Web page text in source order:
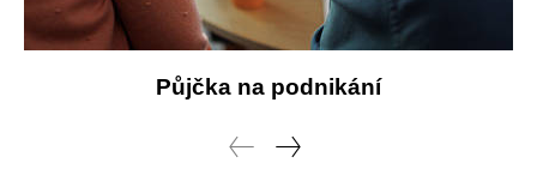
Půjčka na podnikání